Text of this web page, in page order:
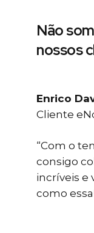
Não
nossos
Enrico
Cliente
“Com o
consigo
incríveis e
como